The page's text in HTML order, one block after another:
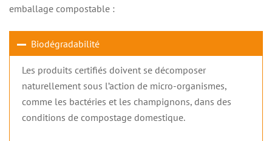
emballage compostable :
Biodégradabilité
Les produits certifiés doivent se décomposer
naturellement sous l’action de micro-organismes,
comme les bactéries et les champignons, dans des
conditions de compostage domestique.